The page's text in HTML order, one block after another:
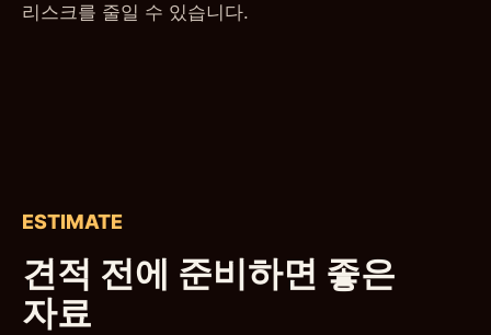
리스크를 줄일 수 있습니다.
ESTIMATE
견적 전에 준비하면 좋은
자료